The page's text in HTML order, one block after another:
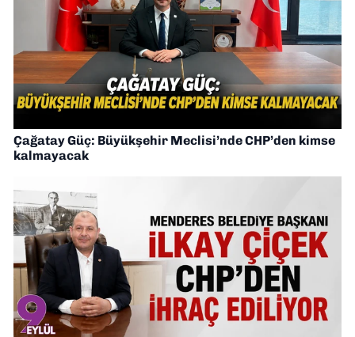
Çağatay Güç: Büyükşehir Meclisi’nde CHP’den kimse
kalmayacak